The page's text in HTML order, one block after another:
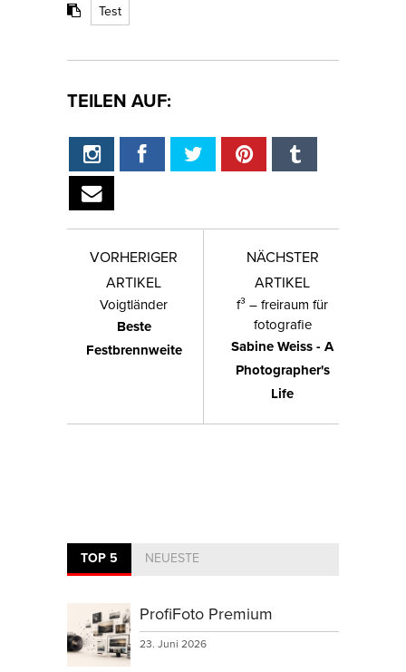
Test
TEILEN AUF:
VORHERIGER
ARTIKEL
Voigtländer
Beste
Festbrennweite
NÄCHSTER
ARTIKEL
f³ – freiraum für
fotografie
Sabine Weiss - A
Photographer's
Life
TOP 5 NEUESTE
ProfiFoto Premium
23. Juni 2026